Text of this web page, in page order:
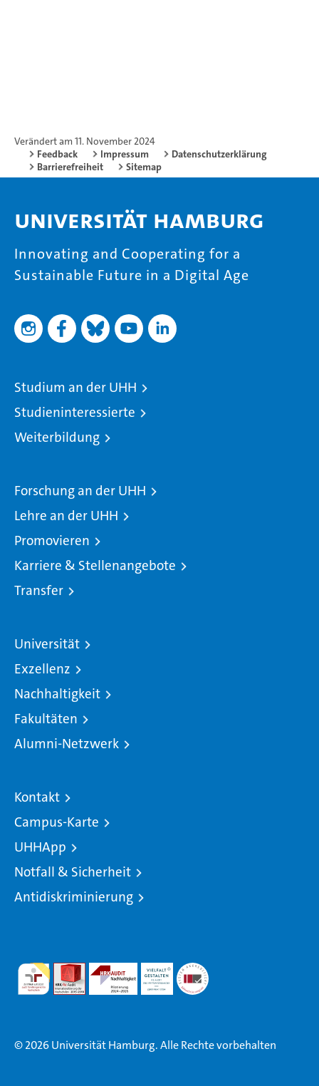
Verändert am 11. November 2024
Feedback
Impressum
Datenschutzerklärung
Barrierefreiheit
Sitemap
Universität Hamburg
Innovating and Cooperating for a
Sustainable Future in a Digital Age
Studium an der UHH
Studieninteressierte
Weiterbildung
Forschung an der UHH
Lehre an der UHH
Promovieren
Karriere & Stellenangebote
Transfer
Universität
Exzellenz
Nachhaltigkeit
Fakultäten
Alumni-Netzwerk
Kontakt
Campus-Karte
UHHApp
Notfall & Sicherheit
Antidiskriminierung
© 2026 Universität Hamburg. Alle Rechte vorbehalten